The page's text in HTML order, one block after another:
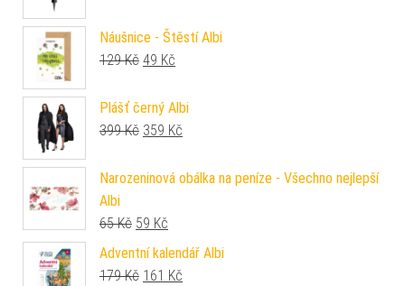
Náušnice - Štěstí Albi
129Kč Původní cena byla: 129 Kč.
49 Kč
Plášť černý Albi
399Kč Původní cena byla: 399 Kč.
359 Kč
Narozeninová obálka na peníze - Všechno nejlepší
Albi
65Kč Původní cena byla: 65 Kč.
59 Kč
Adventní kalendář Albi
179Kč Původní cena byla: 179 Kč.
161 Kč